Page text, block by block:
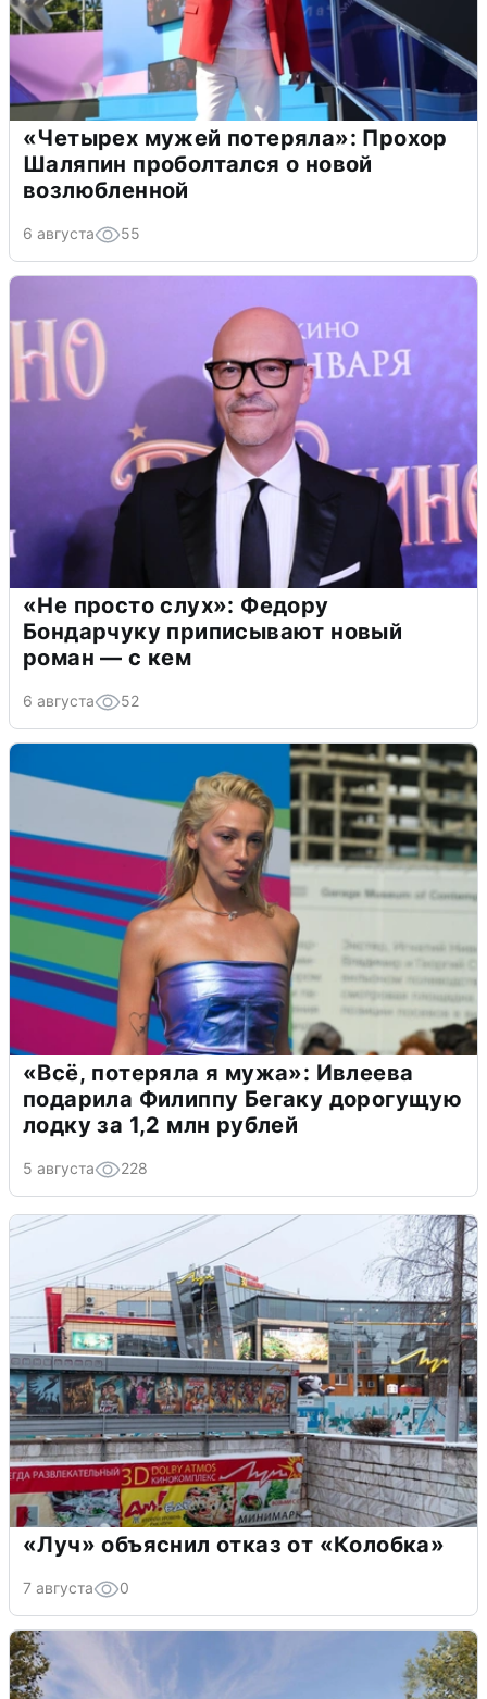
«Четырех мужей потеряла»: Прохор
Шаляпин проболтался о новой
возлюбленной
6 августа 55
«Не просто слух»: Федору
Бондарчуку приписывают новый
роман — с кем
6 августа 52
«Всё, потеряла я мужа»: Ивлеева
подарила Филиппу Бегаку дорогущую
лодку за 1,2 млн рублей
5 августа 228
«Луч» объяснил отказ от «Колобка»
7 августа 0